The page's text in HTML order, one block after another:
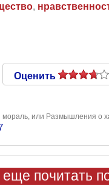
,
Оценить
мораль, или Размышления о
еще почитать